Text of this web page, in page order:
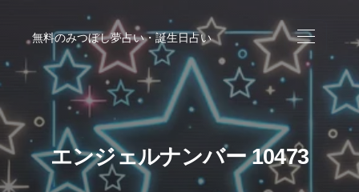
無料のみつぼし夢占い・誕生日占い
エンジェルナンバー 10473